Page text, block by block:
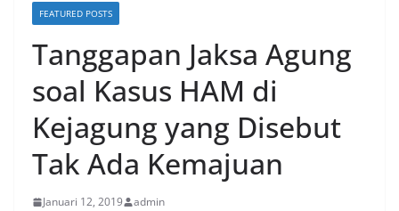
FEATURED POSTS
Tanggapan Jaksa Agung
soal Kasus HAM di
Kejagung yang Disebut
Tak Ada Kemajuan
Januari 12, 2019 admin